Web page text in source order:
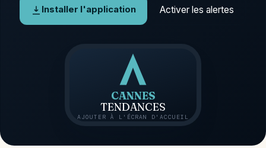
Installer l'application Activer les alertes
CANNES
TENDANCES
AJOUTER À L'ÉCRAN D'ACCUEIL